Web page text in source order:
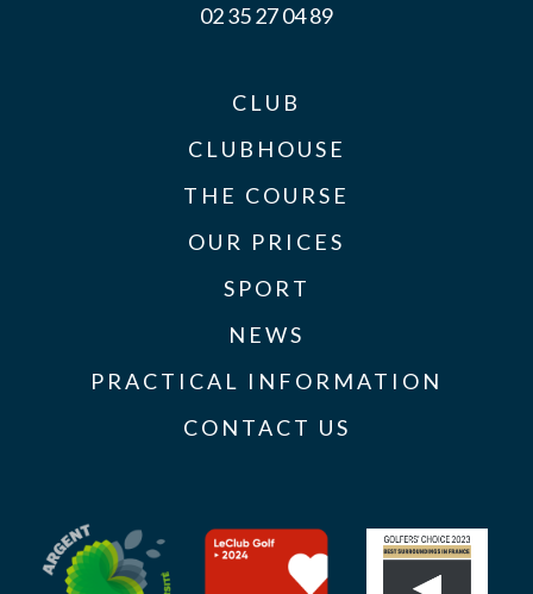
02 35 27 04 89
CLUB
CLUBHOUSE
THE COURSE
OUR PRICES
SPORT
NEWS
PRACTICAL INFORMATION
CONTACT US